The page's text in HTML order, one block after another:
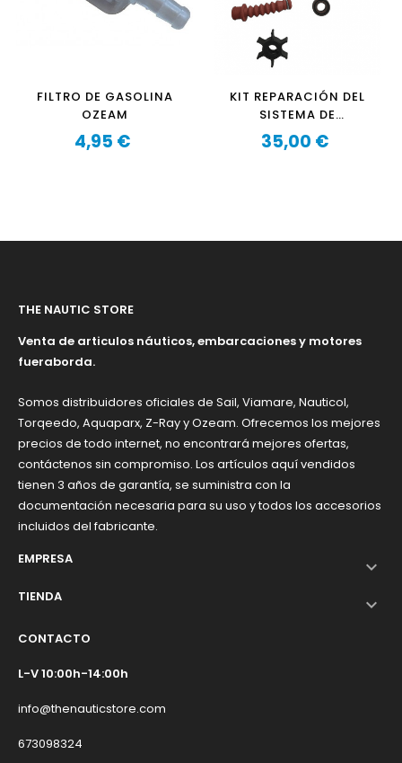
FILTRO DE GASOLINA
OZEAM
Precio
4,95 €
KIT REPARACIÓN DEL
SISTEMA DE
REFRIGERACIÓN OZEAM
6CV - 8CV
Precio
35,00 €
THE NAUTIC STORE
Venta de articulos náuticos, embarcaciones y motores
fueraborda.
Somos distribuidores oficiales de Sail, Viamare, Nauticol,
Torqeedo, Aquaparx, Z-Ray y Ozeam. Ofrecemos los mejores
precios de todo internet, no encontrará mejores ofertas,
contáctenos sin compromiso. Los artículos aquí vendidos
tienen 3 años de garantía, se suministra con la
documentación necesaria para su uso y todos los accesorios
incluidos del fabricante.
EMPRESA

TIENDA 
CONTACTO
L-V 10:00h-14:00h
info@thenauticstore.com
673098324